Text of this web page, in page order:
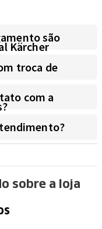
são
Kärcher
troca de
com a
sobre a loja